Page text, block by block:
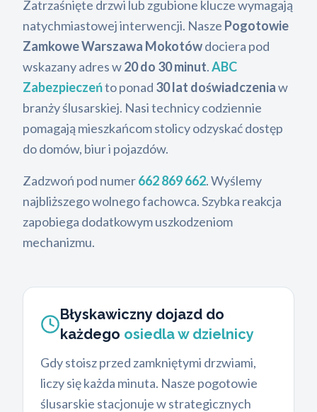
Zatrzaśnięte drzwi lub zgubione klucze wymagają
natychmiastowej interwencji. Nasze Pogotowie
Zamkowe Warszawa Mokotówdociera pod
wskazany adres w20 do 30 minut.ABC
Zabezpieczeńto ponad 30 lat doświadczeniaw
branży ślusarskiej. Nasi technicy codziennie
pomagają mieszkańcom stolicy odzyskać dostęp
do domów, biur i pojazdów.
Zadzwoń pod numer662 869 662. Wyślemy
najbliższego wolnego fachowca. Szybka reakcja
zapobiega dodatkowym uszkodzeniom
mechanizmu.
Błyskawiczny dojazd do
każdego osiedla w dzielnicy
Gdy stoisz przed zamkniętymi drzwiami,
liczy się każda minuta. Nasze pogotowie
ślusarskie stacjonuje w strategicznych